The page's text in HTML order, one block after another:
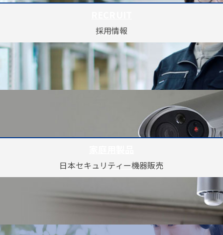
採用情報
日本セキュリティー機器販売